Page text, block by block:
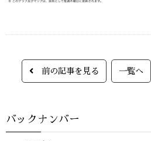
前の記事を見る 一覧へ
バックナンバー